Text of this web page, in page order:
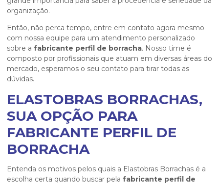
organização.
Então, não perca tempo, entre em contato agora mesmo
com nossa equipe para um atendimento personalizado
sobre a fabricante perfil de borracha. Nosso time é
composto por profissionais que atuam em diversas áreas do
mercado, esperamos o seu contato para tirar todas as
dúvidas.
ELASTOBRAS BORRACHAS,
SUA OPÇÃO PARA
FABRICANTE PERFIL DE
BORRACHA
Entenda os motivos pelos quais a Elastobras Borrachas é a
escolha certa quando buscar pela fabricante perfil de